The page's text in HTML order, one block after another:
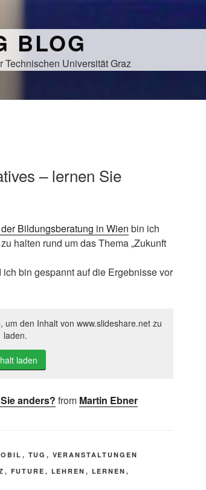
BLOG
Technischen Universität Graz
– lernen Sie
Bildungsberatung in Wien bin ich
halten rund um das Thema „Zukunft
bin gespannt auf die Ergebnisse vor
um den Inhalt von www.slideshare.net zu
laden.
laden
anders? from Martin Ebner
, TUG , VERANSTALTUNGEN
, FUTURE , LEHREN , LERNEN ,